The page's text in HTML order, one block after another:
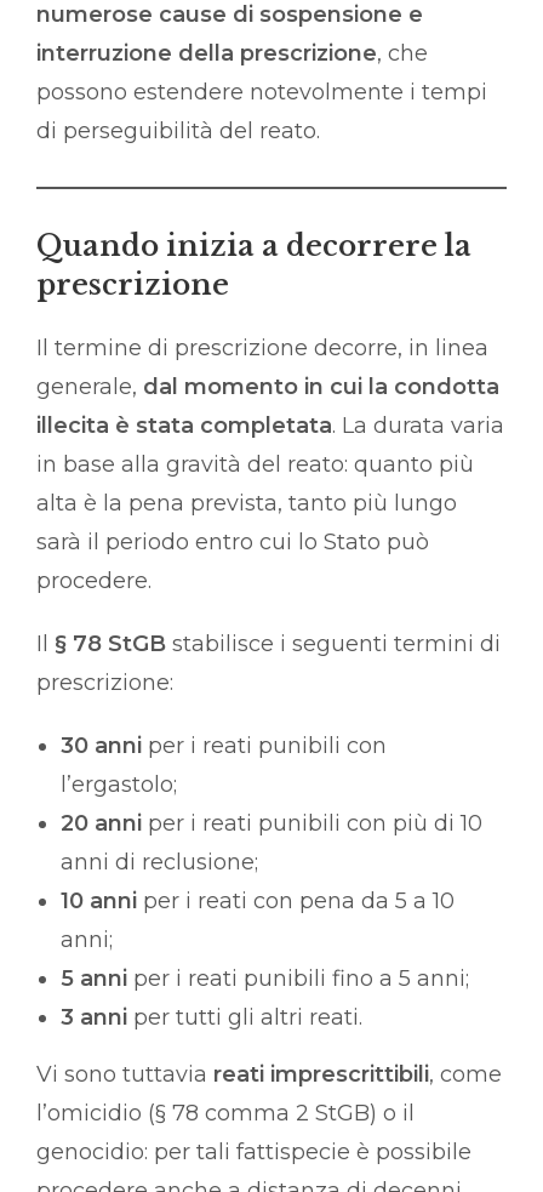
numerose cause di sospensione e
interruzione della prescrizione, che
possono estendere notevolmente i tempi
di perseguibilità del reato.
Quando inizia a decorrere la
prescrizione
Il termine di prescrizione decorre, in linea
generale, dal momento in cui la condotta
illecita è stata completata. La durata varia
in base alla gravità del reato: quanto più
alta è la pena prevista, tanto più lungo
sarà il periodo entro cui lo Stato può
procedere.
Il § 78 StGB stabilisce i seguenti termini di
prescrizione:
30 anni per i reati punibili con
l’ergastolo;
20 anni per i reati punibili con più di 10
anni di reclusione;
10 anni per i reati con pena da 5 a 10
anni;
5 anni per i reati punibili fino a 5 anni;
3 anni per tutti gli altri reati.
Vi sono tuttavia reati imprescrittibili, come
l’omicidio (§ 78 comma 2 StGB) o il
genocidio: per tali fattispecie è possibile